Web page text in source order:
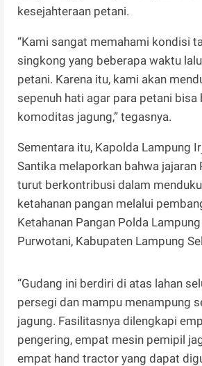
kesejahteraan petani.
“Kami sangat memahami kondisi
singkong yang beberapa waktu
petani. Karena itu, kami akan
sepenuh hati agar para petani
komoditas jagung,” tegasnya.
Sementara itu, Kapolda Lampung
Santika melaporkan bahwa jajaran
turut berkontribusi dalam
ketahanan pangan melalui
Ketahanan Pangan Polda
Purwotani, Kabupaten Lampung
“Gudang ini berdiri di atas lahan
persegi dan mampu menampung
jagung. Fasilitasnya dilengkapi
pengering, empat mesin pemipil
empat hand tractor yang dapat